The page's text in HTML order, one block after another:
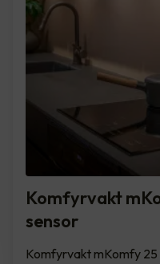
Komfyrvakt
sensor
Komfyrvakt mKomfy